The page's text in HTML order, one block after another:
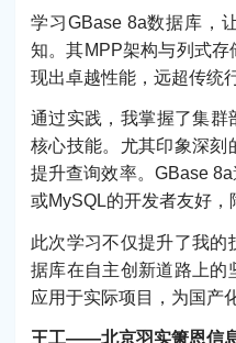
学习GBase 8a数据库，
知。其MPP架构与列式
现出卓越性能，远超传统
通过实践，我掌握了集群
核心技能。尤其印象深刻
提升查询效率。GBase
或MySQL的开发者友好，
此次学习不仅提升了我的
据库在自主创新道路上的
应用于实际项目，为国产
王工——北京羽实箫恩信